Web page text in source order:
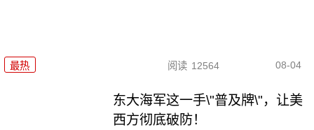
最热 阅读 12564 08-04
东大海军这一手\"普及牌\"，让美
西方彻底破防！